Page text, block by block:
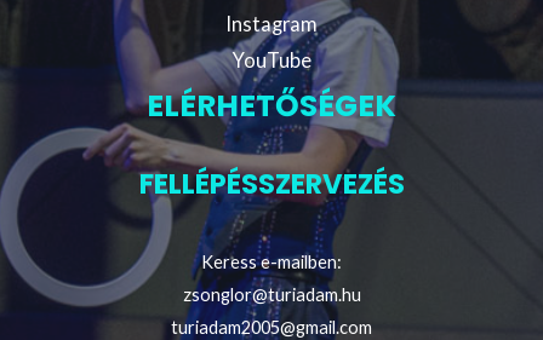
Instagram
YouTube
ELÉRHETŐSÉGEK
FELLÉPÉSSZERVEZÉS
Keress e-mailben:
zsonglor@turiadam.hu
turiadam2005@gmail.com